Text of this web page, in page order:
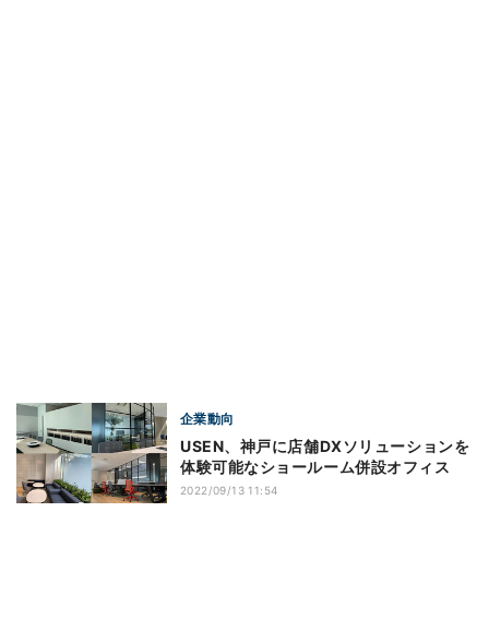
企業動向
USEN、神戸に店舗DXソリューションを
体験可能なショールーム併設オフィス
2022/09/13 11:54